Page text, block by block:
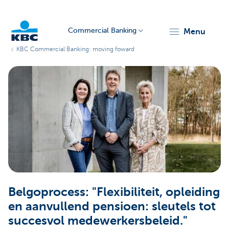
Commercial Banking menu
KBC Commercial Banking: moving foward
Belgoprocess: "Flexibiliteit, opleiding
en aanvullend pensioen: sleutels tot
succesvol medewerkersbeleid."